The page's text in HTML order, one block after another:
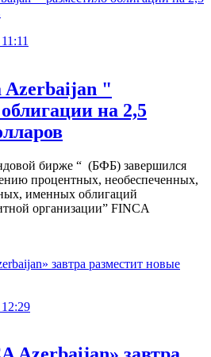
"
на 2,5
бирже “ (БФБ) завершился
процентных, необеспеченных,
именных облигаций
организации” FINCA